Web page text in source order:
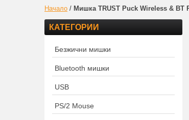
Начало / Мишка TRUST Puck Wireless & BT
КАТЕГОРИИ
Безжични мишки
Bluetooth мишки
USB
PS/2 Mouse